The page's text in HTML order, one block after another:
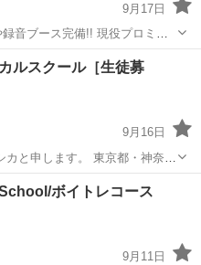
9月17日
音ブース完備!! 現役プロミュ
ール 🎵 Raysミュー
駅 ボーカル 無料
ルスクール［生徒募
9月16日
ます。 〈コース〉 ・
・演歌 ・キッズ ・コーラス 6
ボイトレコース
9月11日